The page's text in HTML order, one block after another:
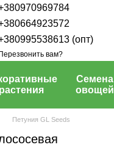
(опт)
вам?
Семена
овощей
Петуния GL Seeds